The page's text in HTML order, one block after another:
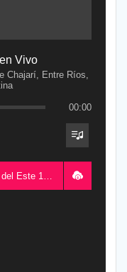
Vivo
Chajarí, Entre Ríos,
00:00